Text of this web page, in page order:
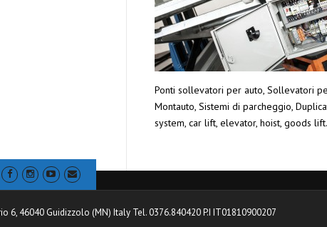
Ponti sollevatori per auto, Sollevatori
Montauto, Sistemi di parcheggio,
system, car lift, elevator, hoist, goods
6, 46040 Guidizzolo (MN) Italy Tel. 0376.840420 P.I IT01810900207